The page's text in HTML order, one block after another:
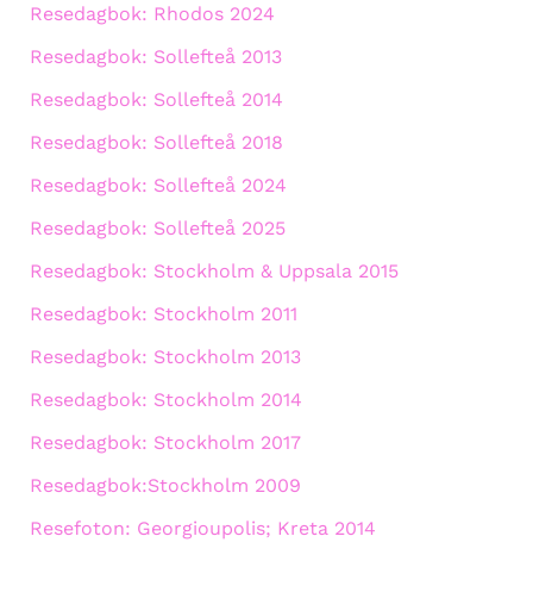
Resedagbok: Rhodos 2024
Resedagbok: Sollefteå 2013
Resedagbok: Sollefteå 2014
Resedagbok: Sollefteå 2018
Resedagbok: Sollefteå 2024
Resedagbok: Sollefteå 2025
Resedagbok: Stockholm & Uppsala 2015
Resedagbok: Stockholm 2011
Resedagbok: Stockholm 2013
Resedagbok: Stockholm 2014
Resedagbok: Stockholm 2017
Resedagbok:Stockholm 2009
Resefoton: Georgioupolis; Kreta 2014